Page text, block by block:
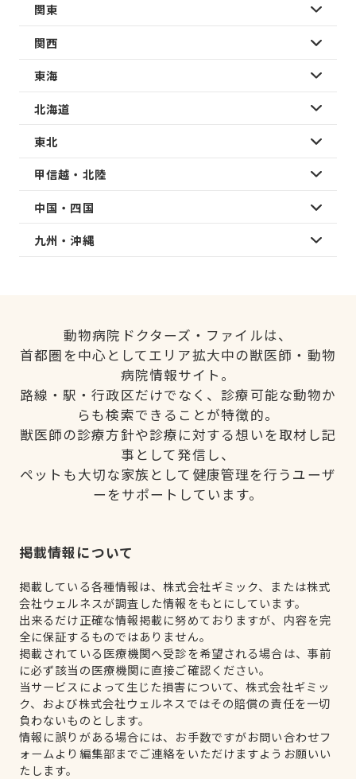
関東
関西
東海
北海道
東北
甲信越・北陸
中国・四国
九州・沖縄
動物病院ドクターズ・ファイルは、
首都圏を中心としてエリア拡大中の獣医師・動物
病院情報サイト。
路線・駅・行政区だけでなく、診療可能な動物か
らも検索できることが特徴的。
獣医師の診療方針や診療に対する想いを取材し記
事として発信し、
ペットも大切な家族として健康管理を行うユーザ
ーをサポートしています。
掲載情報について
掲載している各種情報は、株式会社ギミック、または株式
会社ウェルネスが調査した情報をもとにしています。
出来るだけ正確な情報掲載に努めておりますが、内容を完
全に保証するものではありません。
掲載されている医療機関へ受診を希望される場合は、事前
に必ず該当の医療機関に直接ご確認ください。
当サービスによって生じた損害について、株式会社ギミッ
ク、および株式会社ウェルネスではその賠償の責任を一切
負わないものとします。
情報に誤りがある場合には、お手数ですがお問い合わせフ
ォームより編集部までご連絡をいただけますようお願いい
たします。